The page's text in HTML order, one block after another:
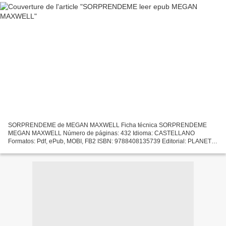
SORPRENDEME de MEGAN MAXWELL Ficha técnica SORPRENDEME
MEGAN MAXWELL Número de páginas: 432 Idioma: CASTELLANO
Formatos: Pdf, ePub, MOBI, FB2 ISBN: 9788408135739 Editorial: PLANETA